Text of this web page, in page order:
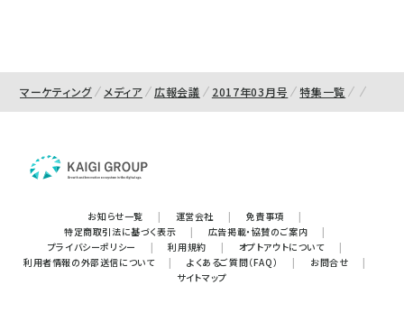
マーケティング メディア 広報会議 2017年03月号 特集一覧
お知らせ一覧 | 運営会社 | 免責事項
|
特定商取引法に基づく表示
| 広告掲載・協賛のご案内
|
プライバシーポリシー
| 利用規約 | オプトアウトについて
|
利用者情報の外部送信について
| よくあるご質問（FAQ） | お問合せ
|
サイトマップ